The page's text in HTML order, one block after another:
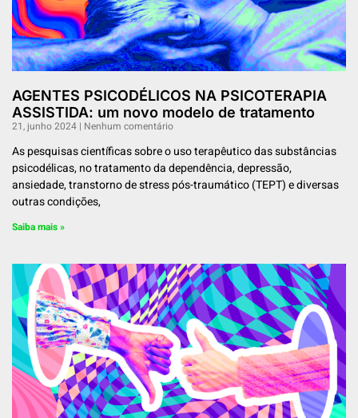
AGENTES PSICODÉLICOS NA PSICOTERAPIA
ASSISTIDA: um novo modelo de tratamento
21, junho 2024 Nenhum comentário
As pesquisas científicas sobre o uso terapêutico das substâncias
psicodélicas, no tratamento da dependência, depressão,
ansiedade, transtorno de stress pós-traumático (TEPT) e diversas
outras condições,
Saiba mais »